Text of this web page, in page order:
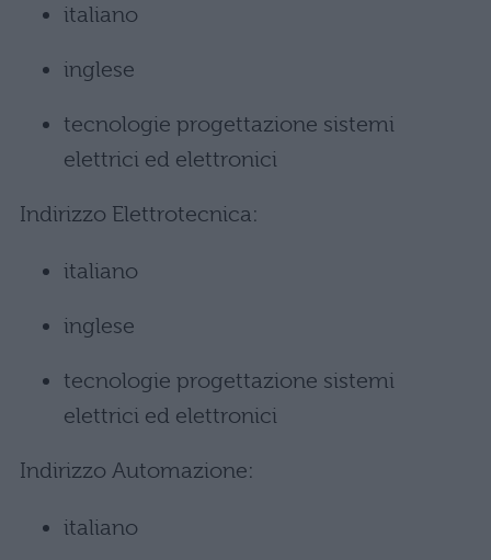
italiano
inglese
tecnologie progettazione sistemi
elettrici ed elettronici
Indirizzo Elettrotecnica:
italiano
inglese
tecnologie progettazione sistemi
elettrici ed elettronici
Indirizzo Automazione:
italiano